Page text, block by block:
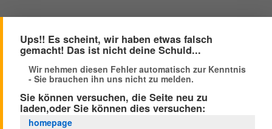
Ups!! Es scheint, wir haben etwas falsch
gemacht! Das ist nicht deine Schuld...
Wir nehmen diesen Fehler automatisch zur Kenntnis
- Sie brauchen ihn uns nicht zu melden.
Sie können versuchen, die Seite neu zu
laden,oder Sie können dies versuchen:
homepage